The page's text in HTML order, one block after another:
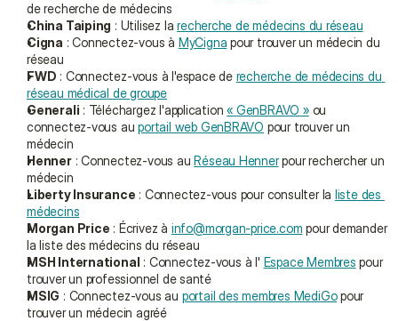
de recherche de médecins
China Taiping : Utilisez la recherche de médecins du réseau
Cigna : Connectez-vous à MyCigna pour trouver un médecin du
réseau
FWD : Connectez-vous à l'espace de recherche de médecins du
réseau médical de groupe
Generali : Téléchargez l'application « GenBRAVO » ou
connectez-vous au portail web GenBRAVO pour trouver un
médecin
Henner : Connectez-vous au Réseau Henner pour rechercher un
médecin
Liberty Insurance : Connectez-vous pour consulter la liste des
médecins
Morgan Price : Écrivez à info@morgan-price.com pour demander
la liste des médecins du réseau
MSH International : Connectez-vous à l' Espace Membres pour
trouver un professionnel de santé
MSIG : Connectez-vous au portail des membres MediGo pour
trouver un médecin agréé